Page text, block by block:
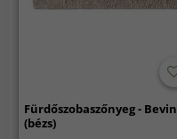
Fürdőszobaszőnyeg - Bevin
(bézs)